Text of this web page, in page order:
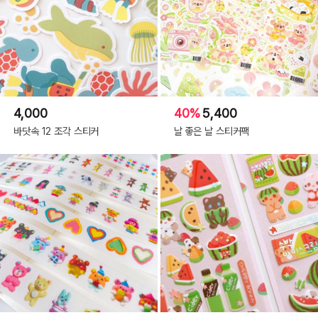
4,000
바닷속 12 조각 스티커
40%5,400
날 좋은 날 스티커팩